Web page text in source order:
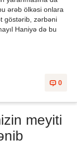
ərəb ölkəsi onlara
göstərib, zərbəni
Haniyə də bu
0
meyiti